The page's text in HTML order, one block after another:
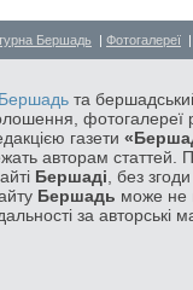
Бершадь | Фотогалереї
Бершадь та
фотогалереї
газети
авторам статтей.
Бершаді , без
Бершадь може не
за авторські